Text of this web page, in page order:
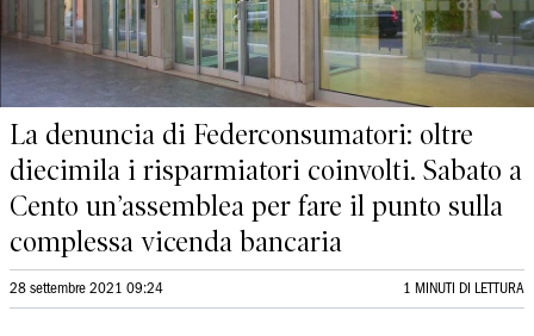
La denuncia di Federconsumatori: oltre
diecimila i risparmiatori coinvolti. Sabato a
Cento un’assemblea per fare il punto sulla
complessa vicenda bancaria
28 settembre 2021 09:24 1 MINUTI DI LETTURA